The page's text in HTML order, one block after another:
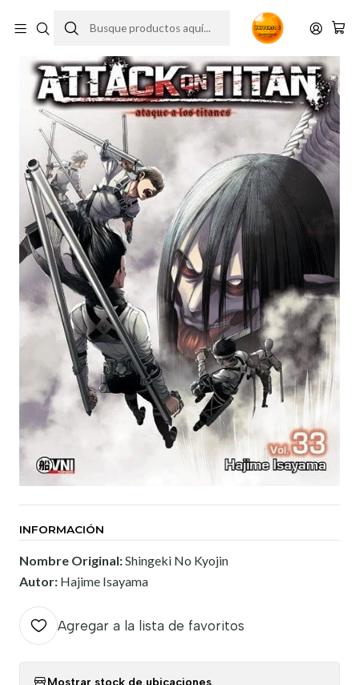
INFORMACIÓN
Nombre Original:Shingeki No Kyojin
Autor: Hajime Isayama
Agregar a la lista de favoritos
Mostrar stock de ubicaciones